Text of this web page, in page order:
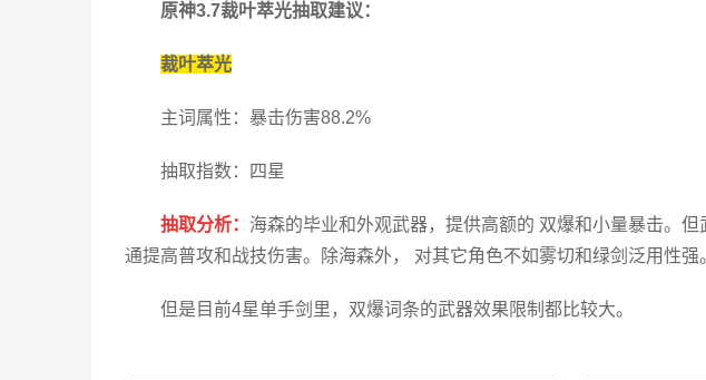
原神3.7裁叶萃光抽取建议：
裁叶萃光
主词属性：暴击伤害88.2%
抽取指数：四星
抽取分析： 海森的毕业和外观武器，提供高额的 双爆和小量暴击。
通提高普攻和战技伤害。除海森外， 对其它角色不如雾切和绿剑泛用性强
但是目前4星单手剑里，双爆词条的武器效果限制都比较大。